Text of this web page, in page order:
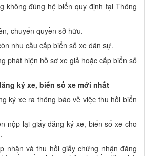
không đúng hệ biển quy định tại Thông
chuyển quyền sở hữu.
nhu cầu cấp biển số xe dân sự.
phát hiện hồ sơ xe giả hoặc cấp biển số
ký xe, biển số xe mới nhất
ký xe ra thông báo về việc thu hồi biển
nộp lại giấy đăng ký xe, biển số xe cho
nhận và thu hồi giấy chứng nhận đăng